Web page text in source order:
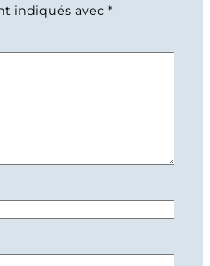
indiqués avec *